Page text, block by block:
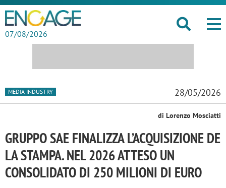
07/08/2026
MEDIA INDUSTRY 28/05/2026
di Lorenzo Mosciatti
GRUPPO SAE FINALIZZA L’ACQUISIZIONE DE
LA STAMPA. NEL 2026 ATTESO UN
CONSOLIDATO DI 250 MILIONI DI EURO